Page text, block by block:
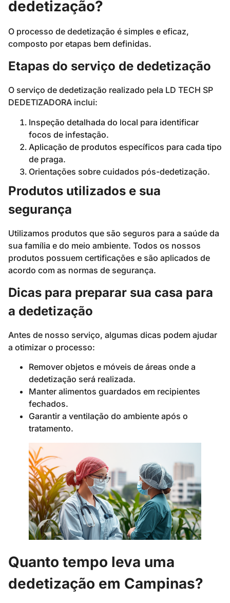
dedetização?
O processo de dedetização é simples e eficaz,
composto por etapas bem definidas.
Etapas do serviço de dedetização
O serviço de dedetização realizado pela LD TECH SP
DEDETIZADORA inclui:
Inspeção detalhada do local para identificar
focos de infestação.
Aplicação de produtos específicos para cada tipo
de praga.
Orientações sobre cuidados pós-dedetização.
Produtos utilizados e sua
segurança
Utilizamos produtos que são seguros para a saúde da
sua família e do meio ambiente. Todos os nossos
produtos possuem certificações e são aplicados de
acordo com as normas de segurança.
Dicas para preparar sua casa para
a dedetização
Antes de nosso serviço, algumas dicas podem ajudar
a otimizar o processo:
Remover objetos e móveis de áreas onde a
dedetização será realizada.
Manter alimentos guardados em recipientes
fechados.
Garantir a ventilação do ambiente após o
tratamento.
Quanto tempo leva uma
dedetização em Campinas?